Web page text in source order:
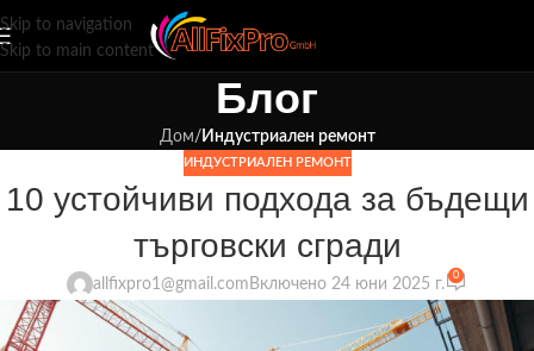
Skip to navigation
Skip to main content
Блог
Дом/ Индустриален ремонт
ИНДУСТРИАЛЕН РЕМОНТ
10 устойчиви подхода за бъдещи
търговски сгради
allfixpro1@gmail.com Включено 24 юни 2025 г.
0